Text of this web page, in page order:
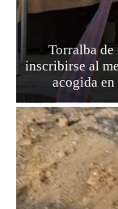
Torralba
inscribirse al
acogida